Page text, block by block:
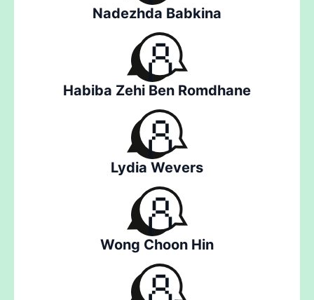
Nadezhda Babkina
Habiba Zehi Ben Romdhane
Lydia Wevers
Wong Choon Hin